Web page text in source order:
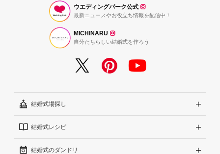
ウエディングパーク公式
最新ニュースやお役立ち情報を配信中！
MICHINARU
自分たちらしい結婚式を作ろう
結婚式場探し
エリアから探す
こだわりから探す
結婚式レシピ
結婚式準備レポート『ハナレポ』
結婚式のダンドリ